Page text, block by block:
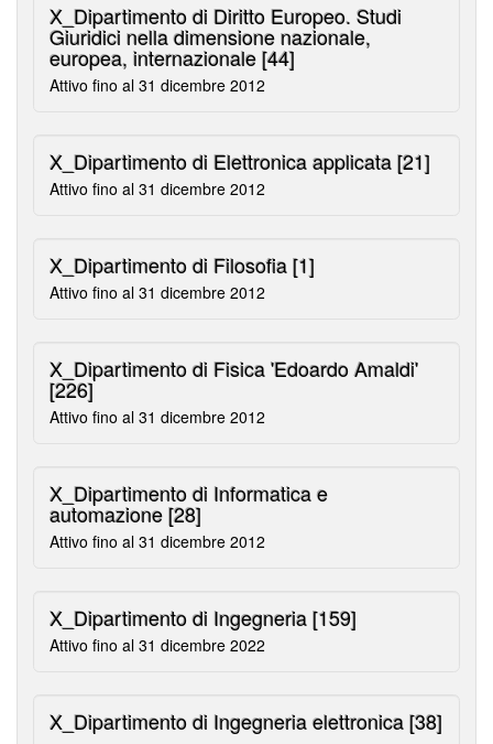
X_Dipartimento di Diritto Europeo. Studi
Giuridici nella dimensione nazionale,
europea, internazionale[44]
Attivo fino al 31 dicembre 2012
X_Dipartimento di Elettronica applicata[21]
Attivo fino al 31 dicembre 2012
X_Dipartimento di Filosofia[1]
Attivo fino al 31 dicembre 2012
X_Dipartimento di Fisica 'Edoardo Amaldi'
[226]
Attivo fino al 31 dicembre 2012
X_Dipartimento di Informatica e
automazione[28]
Attivo fino al 31 dicembre 2012
X_Dipartimento di Ingegneria[159]
Attivo fino al 31 dicembre 2022
X_Dipartimento di Ingegneria elettronica[38]